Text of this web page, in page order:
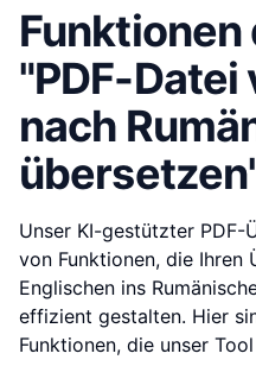
Funktionen
"PDF-Datei
nach
Unser KI-gestützter PDF-
von Funktionen, die Ihren
Englischen ins
effizient gestalten. Hier
Funktionen, die unser